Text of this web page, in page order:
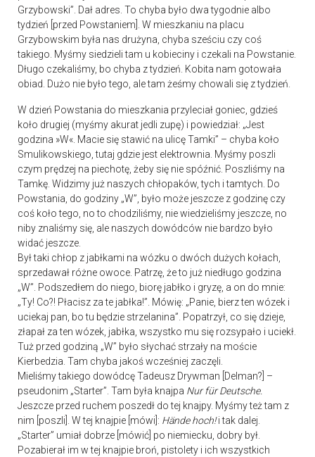
Grzybowski”. Dał adres. To chyba było dwa tygodnie albo
tydzień [przed Powstaniem]. W mieszkaniu na placu
Grzybowskim była nas drużyna, chyba sześciu czy coś
takiego. Myśmy siedzieli tam u kobieciny i czekali na Powstanie.
Długo czekaliśmy, bo chyba z tydzień. Kobita nam gotowała
obiad. Dużo nie było tego, ale tam żeśmy chowali się z tydzień.
W dzień Powstania do mieszkania przyleciał goniec, gdzieś
koło drugiej (myśmy akurat jedli zupę) i powiedział: „Jest
godzina »W«. Macie się stawić na ulicę Tamki” – chyba koło
Smulikowskiego, tutaj gdzie jest elektrownia. Myśmy poszli
czym prędzej na piechotę, żeby się nie spóźnić. Poszliśmy na
Tamkę. Widzimy już naszych chłopaków, tych i tamtych. Do
Powstania, do godziny „W”, było może jeszcze z godzinę czy
coś koło tego, no to chodziliśmy, nie wiedzieliśmy jeszcze, no
niby znaliśmy się, ale naszych dowódców nie bardzo było
widać jeszcze.
Był taki chłop z jabłkami na wózku o dwóch dużych kołach,
sprzedawał różne owoce. Patrzę, że to już niedługo godzina
„W”. Podszedłem do niego, biorę jabłko i gryzę, a on do mnie:
„Ty! Co?! Płacisz za te jabłka!”. Mówię: „Panie, bierz ten wózek i
uciekaj pan, bo tu będzie strzelanina”. Popatrzył, co się dzieje,
złapał za ten wózek, jabłka, wszystko mu się rozsypało i uciekł.
Tuż przed godziną „W” było słychać strzały na moście
Kierbedzia. Tam chyba jakoś wcześniej zaczęli.
Mieliśmy takiego dowódcę Tadeusz Drywman [Delman?] –
pseudonim „Starter”. Tam była knajpa Nur für Deutsche.
Jeszcze przed ruchem poszedł do tej knajpy. Myśmy też tam z
nim [poszli]. W tej knajpie [mówi]: Hände hoch!i tak dalej.
„Starter” umiał dobrze [mówić] po niemiecku, dobry był.
Pozabierał im w tej knajpie broń, pistolety i ich wszystkich